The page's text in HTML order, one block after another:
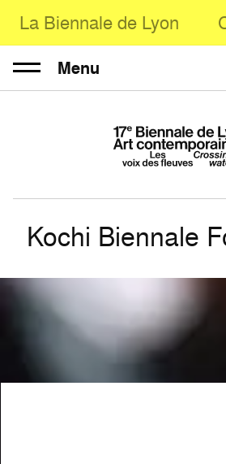
La Biennale de Lyon
Menu
Kochi Biennale